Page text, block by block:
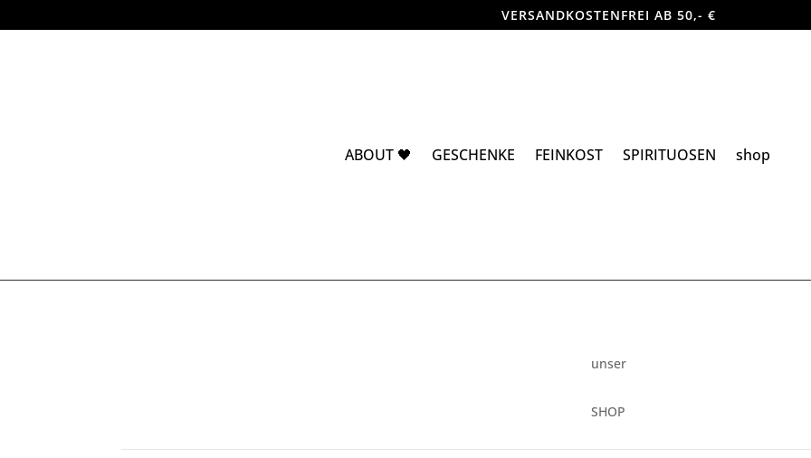
VERSANDKOSTENFREI AB 50,- €
ABOUT 🖤 GESCHENKE FEINKOST SPIRITUOSEN shop
unser
SHOP